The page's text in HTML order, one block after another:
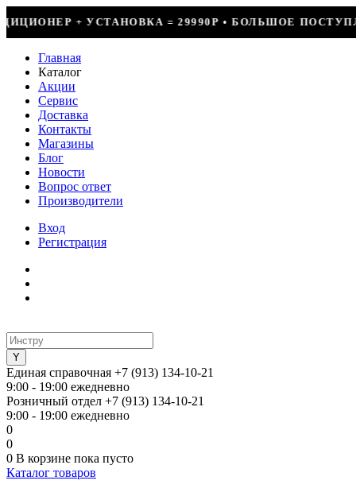
29990Р • БОЛЬШОЕ ПОСТУПЛЕНИЕ ФРЕОНА • СКИДКИ
Главная
Каталог
Акции
Сервис
Доставка
Контакты
Магазины
Блог
Новости
Вопрос ответ
Производители
Вход
Регистрация
Единая справочная +7 (913) 134-10-21
9:00 - 19:00 ежедневно
Розничный отдел +7 (913) 134-10-21
9:00 - 19:00 ежедневно
0
0
0 В корзине пока пусто
Каталог товаров